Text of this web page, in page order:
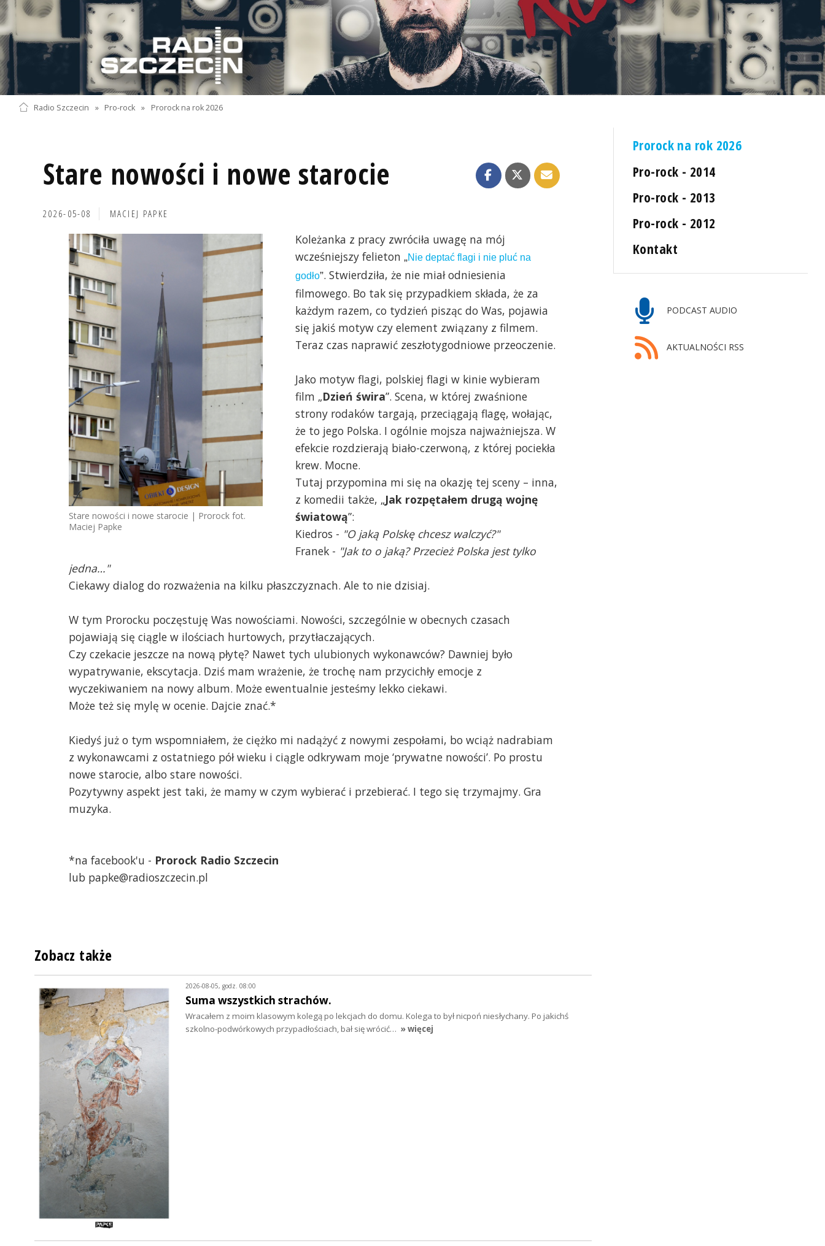
Radio Szczecin » Pro-rock » Prorock na rok 2026
Stare nowości i nowe starocie
2026-05-08 MACIEJ PAPKE
Stare nowości i nowe starocie | Prorock fot.
Maciej Papke
Koleżanka z pracy zwróciła uwagę na mój
wcześniejszy felieton „Nie deptać flagi i nie pluć na
godło”. Stwierdziła, że nie miał odniesienia
filmowego. Bo tak się przypadkiem składa, że za
każdym razem, co tydzień pisząc do Was, pojawia
się jakiś motyw czy element związany z filmem.
Teraz czas naprawić zeszłotygodniowe przeoczenie.
Jako motyw flagi, polskiej flagi w kinie wybieram
film „Dzień świra”. Scena, w której zwaśnione
strony rodaków targają, przeciągają flagę, wołając,
że to jego Polska. I ogólnie mojsza najważniejsza. W
efekcie rozdzierają biało-czerwoną, z której pociekła
krew. Mocne.
Tutaj przypomina mi się na okazję tej sceny – inna,
z komedii także, „Jak rozpętałem drugą wojnę
światową”:
Kiedros - "O jaką Polskę chcesz walczyć?"
Franek - "Jak to o jaką? Przecież Polska jest tylko
jedna…"
Ciekawy dialog do rozważenia na kilku płaszczyznach. Ale to nie dzisiaj.
W tym Prorocku poczęstuję Was nowościami. Nowości, szczególnie w obecnych czasach
pojawiają się ciągle w ilościach hurtowych, przytłaczających.
Czy czekacie jeszcze na nową płytę? Nawet tych ulubionych wykonawców? Dawniej było
wypatrywanie, ekscytacja. Dziś mam wrażenie, że trochę nam przycichły emocje z
wyczekiwaniem na nowy album. Może ewentualnie jesteśmy lekko ciekawi.
Może też się mylę w ocenie. Dajcie znać.*
Kiedyś już o tym wspomniałem, że ciężko mi nadążyć z nowymi zespołami, bo wciąż nadrabiam
z wykonawcami z ostatniego pół wieku i ciągle odkrywam moje ‘prywatne nowości’. Po prostu
nowe starocie, albo stare nowości.
Pozytywny aspekt jest taki, że mamy w czym wybierać i przebierać. I tego się trzymajmy. Gra
muzyka.
*na facebook'u - Prorock Radio Szczecin
lub papke@radioszczecin.pl
Prorock na rok 2026
Pro-rock - 2014
Pro-rock - 2013
Pro-rock - 2012
Kontakt
PODCAST AUDIO
AKTUALNOŚCI RSS
Zobacz także
2026-08-05, godz. 08:00
Suma wszystkich strachów.
Wracałem z moim klasowym kolegą po lekcjach do domu. Kolega to był nicpoń niesłychany. Po jakichś
szkolno-podwórkowych przypadłościach, bał się wrócić… » więcej